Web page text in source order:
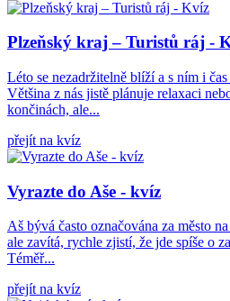
Plzeňský kraj – Turistů ráj -
Léto se nezadržitelně blíží a s ním i
Většina z nás jistě plánuje relaxaci
končinách, ale...
přejít na kvíz
Vyrazte do Aše - kvíz
Aš bývá často označována za město
ale zavítá, rychle zjistí, že jde spíše o
Téměř...
přejít na kvíz